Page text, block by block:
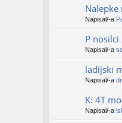
Nalepke
Napisal/-a
P nosilci
Napisal/-a
ladijski
Napisal/-a
K: 4T
Napisal/-a